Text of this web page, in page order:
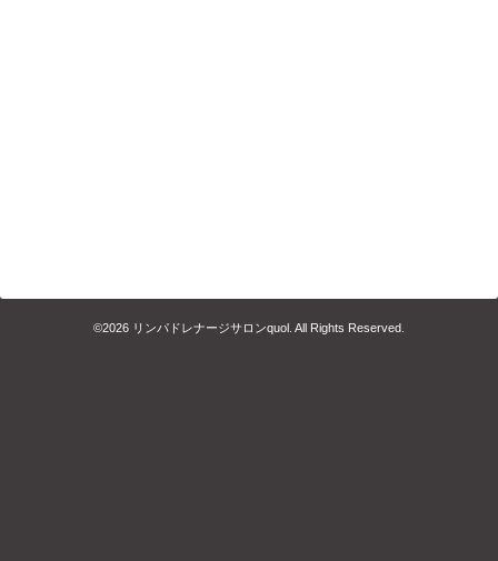
©2026 リンパドレナージサロンquol . All Rights Reserved.